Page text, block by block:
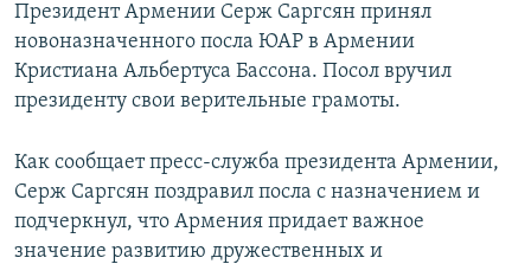
Президент Армении Серж Саргсян принял
новоназначенного посла ЮАР в Армении
Кристиана Альбертуса Бассона. Посол вручил
президенту свои верительные грамоты.
Как сообщает пресс-служба президента Армении,
Серж Саргсян поздравил посла с назначением и
подчеркнул, что Армения придает важное
значение развитию дружественных и